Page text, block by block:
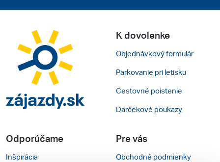
K dovolenke
Objednávkový formulár
Parkovanie pri letisku
Cestovné poistenie
Darčekové poukazy
Odporúčame
Inšpirácia
Pre vás
Obchodné podmienky